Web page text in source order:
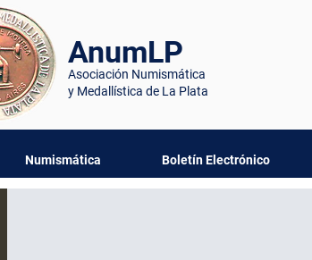
AnumLP
Asociación Numismática
y Medallística de La Plata
Numismática Boletín Electrónico